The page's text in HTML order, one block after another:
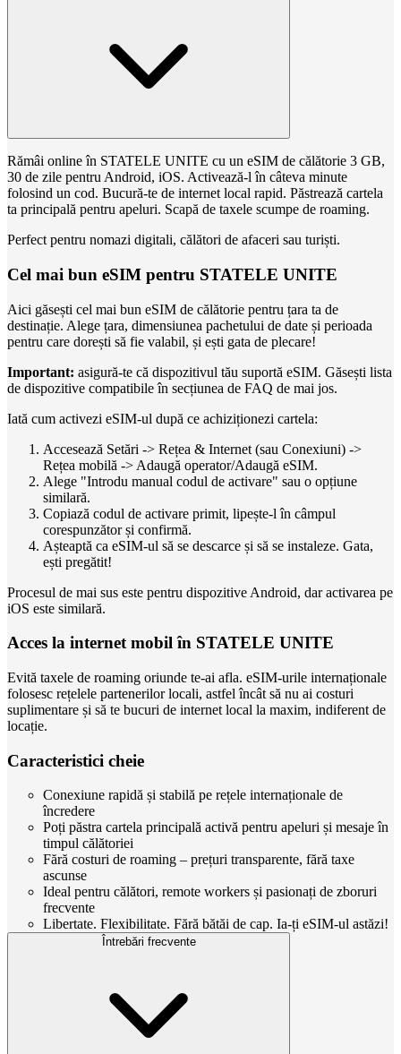
Rămâi online în STATELE UNITE cu un eSIM de călătorie 3 GB,
30 de zile pentru Android, iOS. Activează-l în câteva minute
folosind un cod. Bucură-te de internet local rapid. Păstrează cartela
ta principală pentru apeluri. Scapă de taxele scumpe de roaming.
Perfect pentru nomazi digitali, călători de afaceri sau turiști.
Cel mai bun eSIM pentru STATELE UNITE
Aici găsești cel mai bun eSIM de călătorie pentru țara ta de
destinație. Alege țara, dimensiunea pachetului de date și perioada
pentru care dorești să fie valabil, și ești gata de plecare!
Important: asigură-te că dispozitivul tău suportă eSIM. Găsești lista
de dispozitive compatibile în secțiunea de FAQ de mai jos.
Iată cum activezi eSIM-ul după ce achiziționezi cartela:
Accesează Setări -> Rețea & Internet (sau Conexiuni) ->
Rețea mobilă -> Adaugă operator/Adaugă eSIM.
Alege "Introdu manual codul de activare" sau o opțiune
similară.
Copiază codul de activare primit, lipește-l în câmpul
corespunzător și confirmă.
Așteaptă ca eSIM-ul să se descarce și să se instaleze. Gata,
ești pregătit!
Procesul de mai sus este pentru dispozitive Android, dar activarea pe
iOS este similară.
Acces la internet mobil în STATELE UNITE
Evită taxele de roaming oriunde te-ai afla. eSIM-urile internaționale
folosesc rețelele partenerilor locali, astfel încât să nu ai costuri
suplimentare și să te bucuri de internet local la maxim, indiferent de
locație.
Caracteristici cheie
Conexiune rapidă și stabilă pe rețele internaționale de
încredere
Poți păstra cartela principală activă pentru apeluri și mesaje în
timpul călătoriei
Fără costuri de roaming – prețuri transparente, fără taxe
ascunse
Ideal pentru călători, remote workers și pasionați de zboruri
frecvente
Libertate. Flexibilitate. Fără bătăi de cap. Ia-ți eSIM-ul astăzi!
Întrebări frecvente